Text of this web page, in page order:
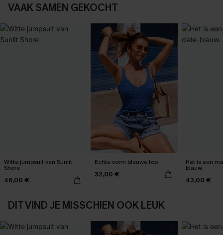
VAAK SAMEN GEKOCHT
Witte jumpsuit van Sunlit
Shore
46,00 €
Echte vorm blauwe top
32,00 €
Het is een
blauw.
43,00 €
DIT VIND JE MISSCHIEN OOK LEUK